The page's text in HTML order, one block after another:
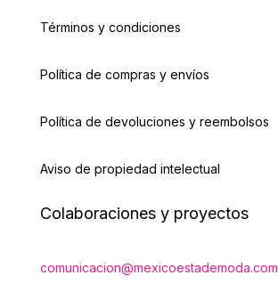
Términos y condiciones
Política de compras y envíos
Política de devoluciones y reembolsos
Aviso de propiedad intelectual
Colaboraciones y proyectos
comunicacion@mexicoestademoda.com